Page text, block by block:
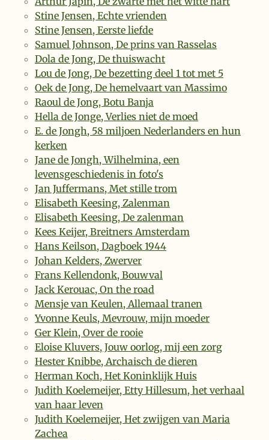
Stine Jensen, Echte vrienden
Stine Jensen, Eerste liefde
Samuel Johnson, De prins van Rasselas
Dola de Jong, De thuiswacht
Lou de Jong, De bezetting deel 1 tot met 5
Oek de Jong, De hemelvaart van Massimo
Raoul de Jong, Botu Banja
Hella de Jonge, Verlies niet de moed
E. de Jongh, 58 miljoen Nederlanders en hun
kerken
Jane de Jongh, Wilhelmina, een
levensgeschiedenis in foto's
Jan Juffermans, Met stille trom
Elisabeth Keesing, Zalenman
Elisabeth Keesing, De zalenman
Kees Keijer, Breitners Amsterdam
Hans Keilson, Dagboek 1944
Johan Kelders, Zwerver
Frans Kellendonk, Bouwval
Jack Kerouac, On the road
Mensje van Keulen, Allemaal tranen
Yvonne Keuls, Mevrouw, mijn moeder
Ger Klein, Over de rooie
Eloise Kluvers, Jouw oorlog, mij een zorg
Hester Knibbe, Archaisch de dieren
Herman Koch, Het Koninklijk Huis
Judith Koelemeijer, Etty Hillesum, het verhaal
van haar leven
Judith Koelemeijer, Het zwijgen van Maria
Zachea